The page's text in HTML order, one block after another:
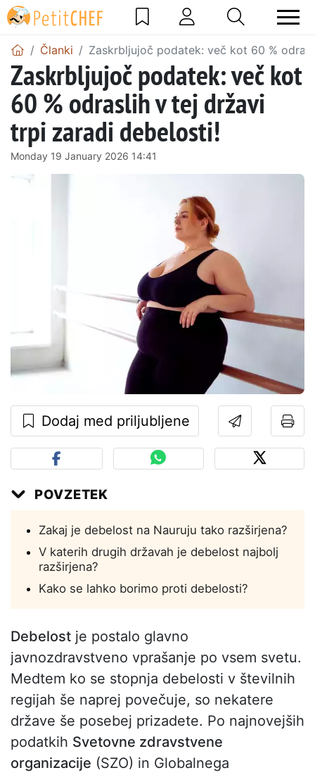
Članki Zaskrbljujoč podatek: več kot 60 %
Zaskrbljujoč podatek: več kot
60 % odraslih v tej državi
trpi zaradi debelosti!
Monday 19 January 2026 14:41
Dodaj med priljubljene
POVZETEK
Zakaj je debelost na Nauruju tako razširjena?
V katerih drugih državah je debelost najbolj
razširjena?
Kako se lahko borimo proti debelosti?
Debelost je postalo glavno
javnozdravstveno vprašanje po vsem svetu.
Medtem ko se stopnja debelosti v številnih
regijah še naprej povečuje, so nekatere
države še posebej prizadete. Po najnovejših
podatkih Svetovne zdravstvene
organizacije (SZO) in Globalnega